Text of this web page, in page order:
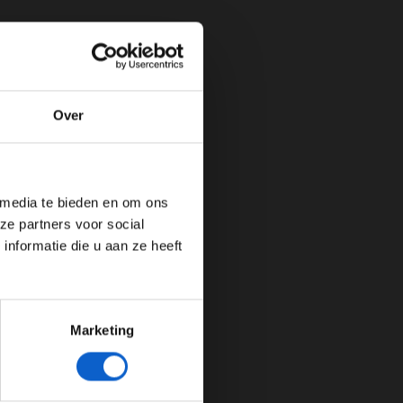
Over
te bieden en om ons
partners voor social
die u aan ze heeft
Marketing